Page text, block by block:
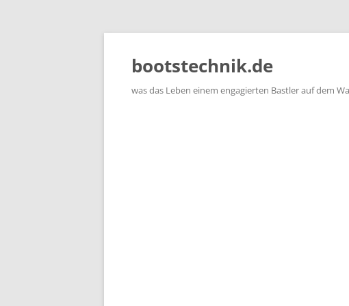
Zum
springen
bootstechnik.de
was das Leben einem engagierten Bastler auf dem